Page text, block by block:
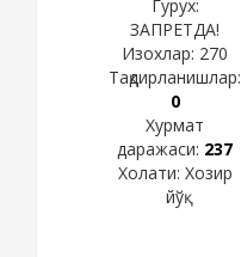
Гурух:
ЗАПРЕТДА!
Изохлар: 270
Тақдирланишлар:
0
Хурмат
даражаси: 237
Холати: Хозир
йўқ